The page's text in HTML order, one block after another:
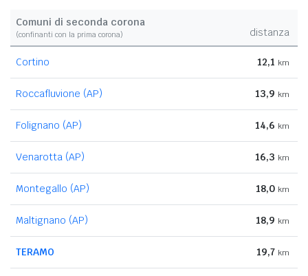
Comuni di seconda corona
(confinanti con la prima corona) distanza
Cortino 12,1 km
Roccafluvione (AP) 13,9 km
Folignano (AP) 14,6 km
Venarotta (AP) 16,3 km
Montegallo (AP) 18,0 km
Maltignano (AP) 18,9 km
TERAMO 19,7 km